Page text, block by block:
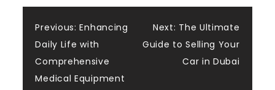
Post
navigation
Previous: Enhancing
Daily Life with
Comprehensive
Medical Equipment
Next: The Ultimate
Guide to Selling Your
Car in Dubai